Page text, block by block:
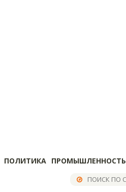
ПОЛИТИКА ПРОМЫШЛЕННОСТЬ